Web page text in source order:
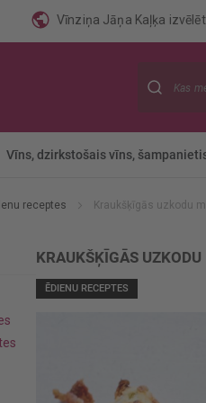
Vīnziņa Jāņa Kaļķa
Vīns, dzirkstošais vīns,
receptes Kraukšķīgās uzkodu
KRAUKŠĶĪGĀS
ĒDIENU RECEPTES